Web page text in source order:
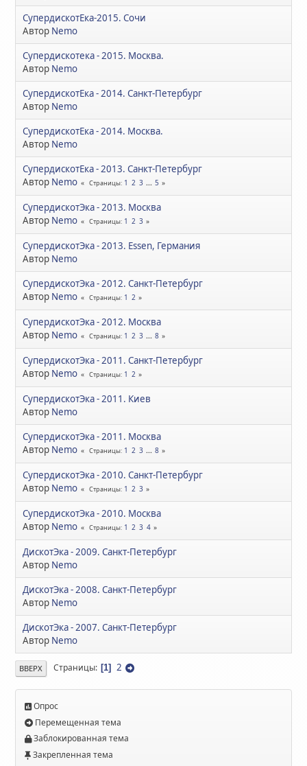
СупердискотЕка-2015. Сочи
Автор Nemo
Супердискотека - 2015. Москва.
Автор Nemo
СупердискотЕка - 2014. Санкт-Петербург
Автор Nemo
СупердискотЕка - 2014. Москва.
Автор Nemo
СупердискотЕка - 2013. Санкт-Петербург
Автор Nemo Страницы 1 2 3 ... 5
СупердискотЭка - 2013. Москва
Автор Nemo Страницы 1 2 3
CупердискотЭка - 2013. Essen, Германия
Автор Nemo
СупердискотЭка - 2012. Санкт-Петербург
Автор Nemo Страницы 1 2
СупердискотЭка - 2012. Москва
Автор Nemo Страницы 1 2 3 ... 8
СупердискотЭка - 2011. Санкт-Петербург
Автор Nemo Страницы 1 2
СупердискотЭка - 2011. Киев
Автор Nemo
СупердискотЭка - 2011. Москва
Автор Nemo Страницы 1 2 3 ... 8
СупердискотЭка - 2010. Санкт-Петербург
Автор Nemo Страницы 1 2 3
СупердискотЭка - 2010. Москва
Автор Nemo Страницы 1 2 3 4
ДискотЭка - 2009. Санкт-Петербург
Автор Nemo
ДискотЭка - 2008. Санкт-Петербург
Автор Nemo
ДискотЭка - 2007. Санкт-Петербург
Автор Nemo
ВВЕРХ Страницы 1 2
Опрос
Перемещенная тема
Заблокированная тема
Закрепленная тема